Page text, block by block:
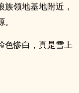
领地基地附近，
色惨白，真是雪上